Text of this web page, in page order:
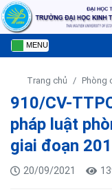
MENU
Trang chủ Phòng
910/CV-
pháp luật
giai đoạn
20/09/2021